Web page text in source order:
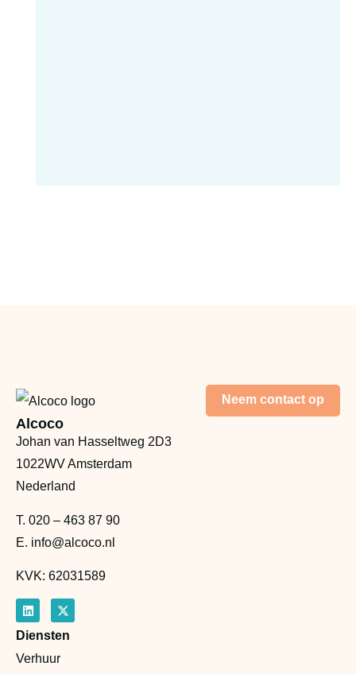
Neem contact op
Alcoco
Johan van Hasseltweg 2D3
1022WV Amsterdam
Nederland
T. 020 – 463 87 90
E. info@alcoco.nl
KVK: 62031589
Diensten
Verhuur